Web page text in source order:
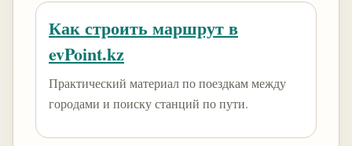
Как строить маршрут в
evPoint.kz
Практический материал по поездкам между
городами и поиску станций по пути.